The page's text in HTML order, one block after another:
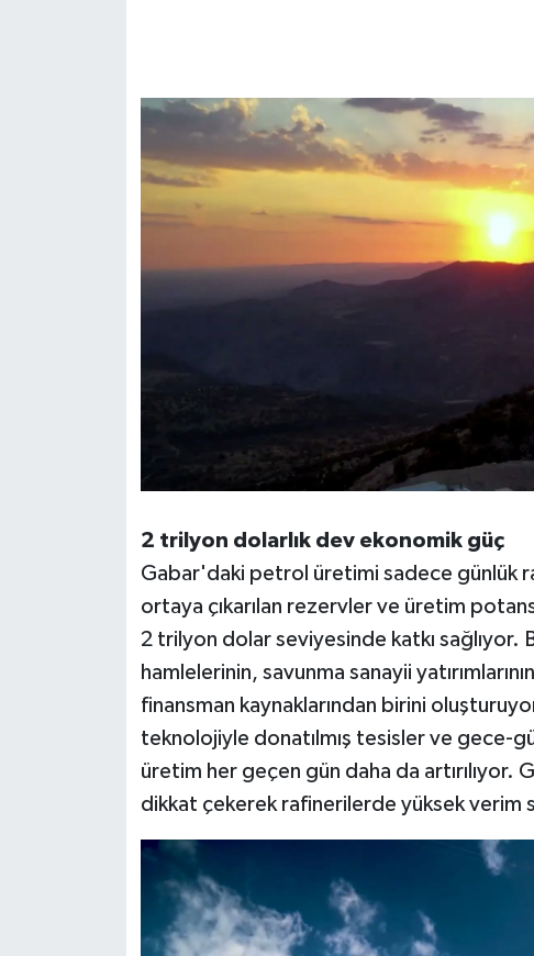
2 trilyon dolarlık dev ekonomik güç
Gabar'daki petrol üretimi sadece günlük
ortaya çıkarılan rezervler ve üretim
2 trilyon dolar seviyesinde katkı sağlıyor.
hamlelerinin, savunma sanayii
finansman kaynaklarından birini
teknolojiyle donatılmış tesisler ve gece-
üretim her geçen gün daha da
dikkat çekerek rafinerilerde yüksek verim